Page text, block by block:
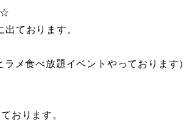
☆
ております。
メ食べ放題イベントやっております）
おります。